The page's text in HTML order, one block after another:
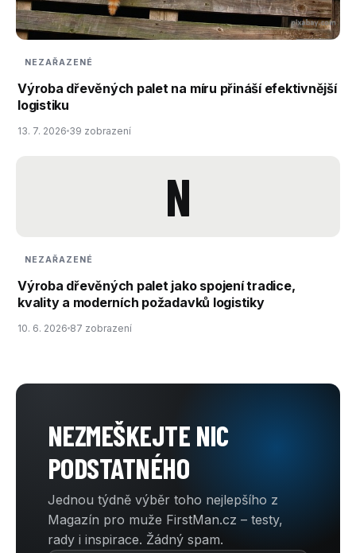
NEZAŘAZENÉ
Výroba dřevěných palet na míru přináší efektivnější
logistiku
13. 7. 2026 39 zobrazení
N
NEZAŘAZENÉ
Výroba dřevěných palet jako spojení tradice,
kvality a moderních požadavků logistiky
10. 6. 2026 87 zobrazení
NEZMEŠKEJTE NIC
PODSTATNÉHO
Jednou týdně výběr toho nejlepšího z
Magazín pro muže FirstMan.cz – testy,
rady i inspirace. Žádný spam.